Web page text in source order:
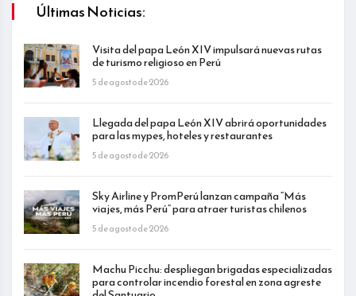
Últimas Noticias:
Visita del papa León XIV impulsará nuevas rutas
de turismo religioso en Perú
5 de agosto de 2026
Llegada del papa León XIV abrirá oportunidades
para las mypes, hoteles y restaurantes
5 de agosto de 2026
Sky Airline y PromPerú lanzan campaña “Más
viajes, más Perú” para atraer turistas chilenos
5 de agosto de 2026
Machu Picchu: despliegan brigadas especializadas
para controlar incendio forestal en zona agreste